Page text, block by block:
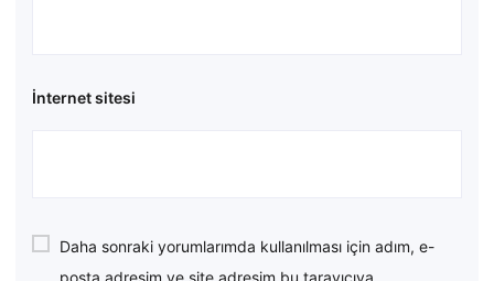
İnternet sitesi
Daha sonraki yorumlarımda kullanılması için adım, e-